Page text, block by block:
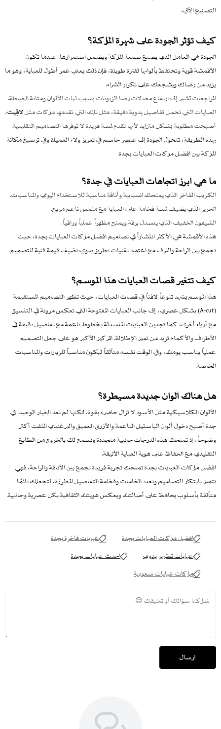
التصنيع الآلي.
كيف تؤثر الجودة على شهرة الماركة؟
الجودة هي العامل الذي يصنع سمعة الماركة ويضمن استمرارها. عندما تكون
الأقمشة قوية وتحتفظ بألوانها لفترة طويلة، فإن ذلك يعني عمر أطول للعباية، وهو ما
يزيد من رضاك ويشجعك على تكرار الشراء.
المراجعات تشير إلى ارتفاع معدلات رضا الزبونات بسبب ثبات الألوان ومتانة الخياطة.
العبايات التي تحمل تفاصيل يدوية دقيقة، مثل تلك التي تقدمها ماركات مثللاقِيت،
أصبحت مطلوبة بشكل متزايد لأنها تقدم لمسة فريدة لا توفرها التصاميم التقليدية.
بهذه الطريقة، تتحول الجودة إلى عنصر حاسم في تعزيز ولاء العميلة وفي ترسيخ مكانة
الماركة بين افضل ماركات العبايات بجدة.
ما هي أبرز اتجاهات العبايات في جدة؟
الكريب الفاخر الذي يمنحك انسيابية وأناقة مناسبة للاستخدام اليومي والمناسبات.
الحرير الذي يضيف لمسة فخامة على العباية مع ملمس ناعم مريح.
الشيفون الخفيف الذي ينسدل برقة ويمنح مظهراً عملياً وراقياً.
هذه الأقمشة هي الأكثر انتشاراً في تصاميم افضل ماركات العبايات بجدة، حيث
تجمع بين الراحة والترف مع اعتماد تقنيات تطريز يدوي تضيف قيمة فنية للتصميم.
كيف تتغير قصات العبايات هذا الموسم؟
هذا الموسم يشهد تنوعاً لافتاً في قصات العبايات، حيث تظهر التصاميم المستقيمة
(A-cut) بشكل عصري، إلى جانب العبايات المفتوحة التي تعكس مرونة في التنسيق
مع أزياء أخرى. كما تجدين العبايات المنسدلة بخطوط ناعمة مع تفاصيل دقيقة في
الأطراف والأكمام تزيد من تميز الإطلالة. التركيز الأكبر هو على جعل التصميم
عملياً يناسب يومك، وفي الوقت نفسه متألقاً ليكون مناسباً للزيارات والمناسبات
الخاصة.
هل هناك ألوان جديدة مسيطرة؟
الألوان الكلاسيكية مثل الأسود لا تزال حاضرة بقوة، لكنها لم تعد الخيار الوحيد. في
جدة أصبح دخول ألوان الباستيل الناعمة والأزرق العميق والبرغندي الملفت أكثر
وضوحاً، إذ تمنحك هذه الدرجات جاذبية متجددة وتسمح لك بالخروج من الطابع
التقليدي مع الحفاظ على هوية العباية الأنيقة.
افضل ماركات العبايات بجدة تمنحك تجربة فريدة تجمع بين الأناقة والراحة، فهي
تتميز بابتكار التصاميم وتعدد الخامات وفخامة التفاصيل المطرزة، لتجعلك دائمًا
متألقة بأسلوب يحافظ على أصالتك ويعكس هويتك الثقافية بكل عصرية وجاذبية.
افضل ماركات العبايات بجدة
عبايات فاخرة بجدة
عبايات تطريز يدوي
احدث عبايات بجدة
ماركات عبايات سعودية
إرسال